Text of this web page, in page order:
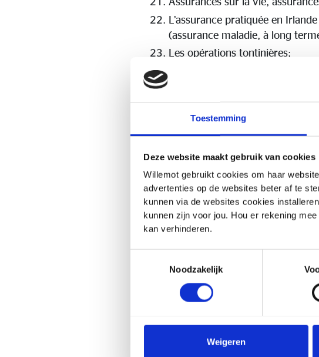
Toestemming
Deze website maakt gebruik van cookies
Willemot gebruikt cookies om haar
advertenties op de websites beter af te
kunnen via de websites cookies
kunnen zijn voor jou. Hou er rekening
kan verhinderen.
Noodzakelijk
Weigeren
L’assurance pratiquée en
(assurance maladie, à long
Les opérations tontinières;
Les opérations telles que
Les opérations dépendant de
assurances sociales,
Etat membre par des
La SA Willemot fournit ces
partenaires.
Échanges
Nous nous efforçons de
nous attachons beaucoup
(interactif) ou par e-mail.
Nous communiquons avec vous